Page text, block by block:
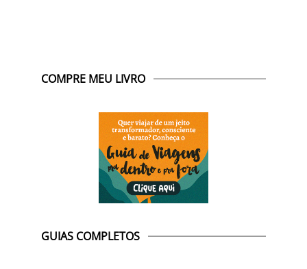
COMPRE MEU LIVRO
GUIAS COMPLETOS